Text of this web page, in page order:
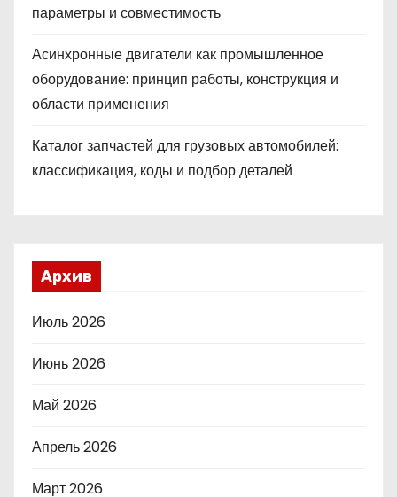
параметры и совместимость
Асинхронные двигатели как промышленное
оборудование: принцип работы, конструкция и
области применения
Каталог запчастей для грузовых автомобилей:
классификация, коды и подбор деталей
Архив
Июль 2026
Июнь 2026
Май 2026
Апрель 2026
Март 2026